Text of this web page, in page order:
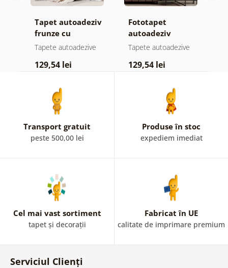
Tapet autoadeziv
frunze cu
atingere
Tapete autoadezive
129,54 lei
Fototapet
autoadeziv
pădure în ceață
Tapete autoadezive
129,54 lei
Transport gratuit
peste 500,00 lei
Produse în stoc
expediem imediat
Cel mai vast sortiment
tapet și decorații
Fabricat în UE
calitate de imprimare premium
Serviciul Clienți